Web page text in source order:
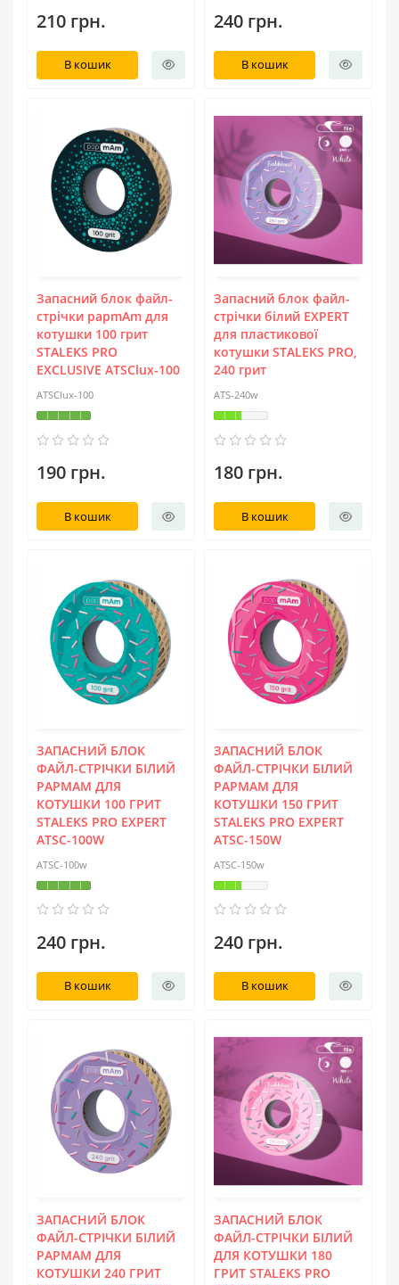
210 грн.
В кошик
240 грн.
В кошик
Запасний блок файл-
стрічки papmAm для
котушки 100 грит
STALEKS PRO
EXCLUSIVE ATSClux-100
ATSClux-100
190 грн.
В кошик
Запасний блок файл-
стрічки білий EXPERT
для пластикової
котушки STALEKS PRO,
240 грит
ATS-240w
180 грн.
В кошик
ЗАПАСНИЙ БЛОК
ФАЙЛ-СТРІЧКИ БІЛИЙ
PAPMAM ДЛЯ
КОТУШКИ 100 ГРИТ
STALEKS PRO EXPERT
ATSC-100W
ATSC-100w
240 грн.
В кошик
ЗАПАСНИЙ БЛОК
ФАЙЛ-СТРІЧКИ БІЛИЙ
PAPMAM ДЛЯ
КОТУШКИ 150 ГРИТ
STALEKS PRO EXPERT
ATSC-150W
ATSC-150w
240 грн.
В кошик
ЗАПАСНИЙ БЛОК
ФАЙЛ-СТРІЧКИ БІЛИЙ
PAPMAM ДЛЯ
КОТУШКИ 240 ГРИТ
ЗАПАСНИЙ БЛОК
ФАЙЛ-СТРІЧКИ БІЛИЙ
ДЛЯ КОТУШКИ 180
ГРИТ STALEKS PRO